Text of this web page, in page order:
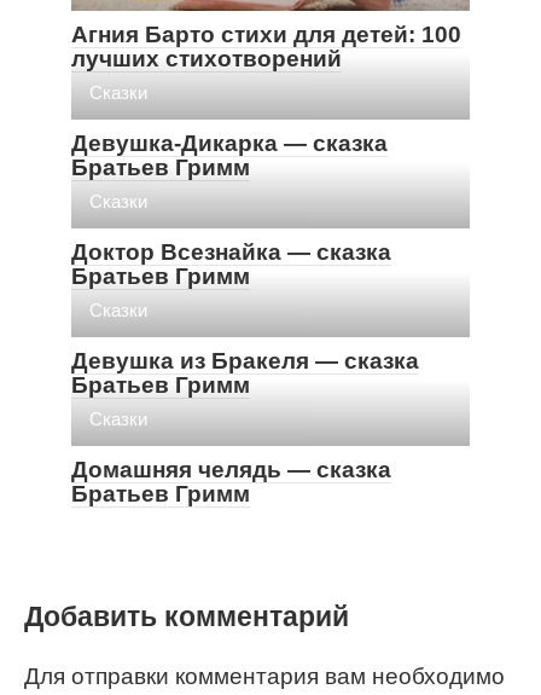
Агния Барто стихи для детей: 100
лучших стихотворений
Cказки
Девушка-Дикарка — сказка
Братьев Гримм
Cказки
Доктор Всезнайка — сказка
Братьев Гримм
Cказки
Девушка из Бракеля — сказка
Братьев Гримм
Cказки
Домашняя челядь — сказка
Братьев Гримм
Добавить комментарий
Для отправки комментария вам необходимо